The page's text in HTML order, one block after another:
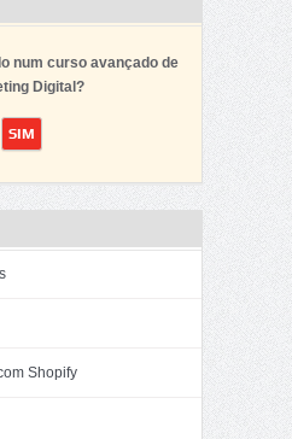
num curso avançado de
Digital?
Shopify